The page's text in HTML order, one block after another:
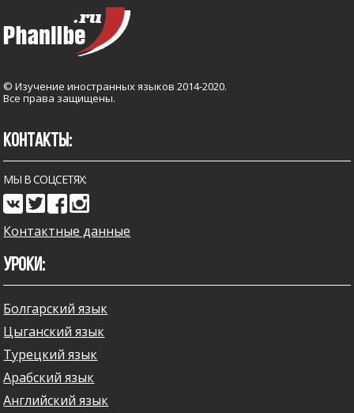
© Изучение иностранных языков 2014-2020.
Все права защищены.
УРОКИ:
Болгарский язык
Цыганский язык
Турецкий язык
Арабский язык
Английский язык
КОНТАКТЫ:
МЫ В СОЦСЕТЯХ:
Контактные данные